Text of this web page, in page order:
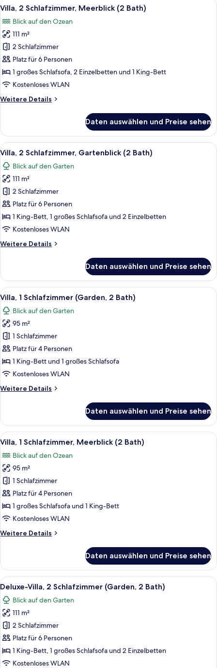
Schlafzimmer
2
Bath)
Alle
Fotos
für
Villa,
2 Schlafzimmer,
Meerblick
(2
Bath)
13
Villa, 2 Schlafzimmer, Meerblick (2 Bath)
Blick auf den Ozean
111 m²
2 Schlafzimmer
Platz für 6 Personen
1 großes Schlafsofa, 2 Einzelbetten und 1 King-Bett
Kostenloses WLAN
Weitere Details
Weitere
2 Schlafzimmer,
Meerblick
(2
Bath)
Daten auswählen und Preise sehen
Alle
Fotos
für
Villa,
2 Schlafzimmer,
Gartenblick
(2
Bath)
Ein überdachter Außenbereich mit
17
Villa, 2 Schlafzimmer, Gartenblick (2 Bath)
Blick auf den Garten
111 m²
2 Schlafzimmer
Platz für 6 Personen
1 King-Bett, 1 großes Schlafsofa und 2 Einzelbetten
Kostenloses WLAN
Weitere Details
Weitere
2 Schlafzimmer,
Gartenblick
(2
Bath)
Daten auswählen und Preise sehen
Alle
Fotos
für
Villa,
Schlafzimmer
(Garden,
2
anzeigen
Villa, 1 Schlafzimmer (Garden, 2 Bath)
14
Villa, 1 Schlafzimmer (Garden, 2 Bath)
Blick auf den Garten
95 m²
1 Schlafzimmer
Platz für 4 Personen
1 King-Bett und 1 großes Schlafsofa
Kostenloses WLAN
Weitere Details
Weitere
1
Schlafzimmer
(Garden,
Bath)
Daten auswählen und Preise sehen
Alle
Fotos
für
Villa,
Schlafzimmer,
Meerblick
(2
anzeigen
Ein Balkon mit Glastür und Zugang
8
Villa, 1 Schlafzimmer, Meerblick (2 Bath)
Blick auf den Ozean
95 m²
1 Schlafzimmer
Platz für 4 Personen
1 großes Schlafsofa und 1 King-Bett
Kostenloses WLAN
Weitere Details
Weitere
1
Schlafzimmer,
Meerblick
Bath)
Daten auswählen und Preise sehen
Alle
Fotos
für
Deluxe-
Villa,
2 Schlafzimmer
(Garden,
2
Ein geräumiger Wohnbereich mit
12
Deluxe-Villa, 2 Schlafzimmer (Garden, 2 Bath)
Blick auf den Garten
111 m²
2 Schlafzimmer
Platz für 6 Personen
1 King-Bett, 1 großes Schlafsofa und 2 Einzelbetten
Kostenloses WLAN